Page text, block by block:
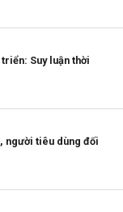
Suy luận thời
người tiêu dùng đối